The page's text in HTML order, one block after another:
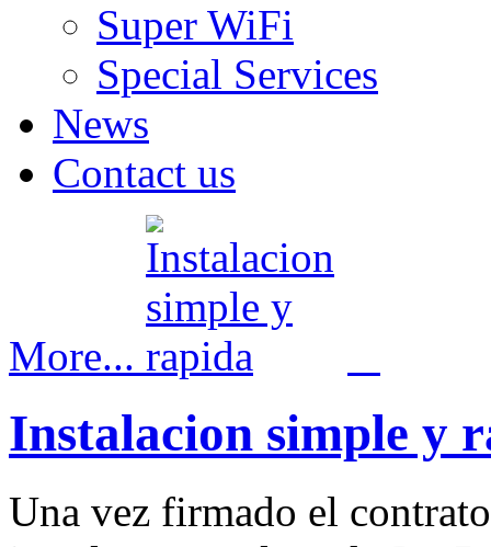
Super WiFi
Special Services
News
Contact us
More...
Instalacion simple y
Una vez firmado el